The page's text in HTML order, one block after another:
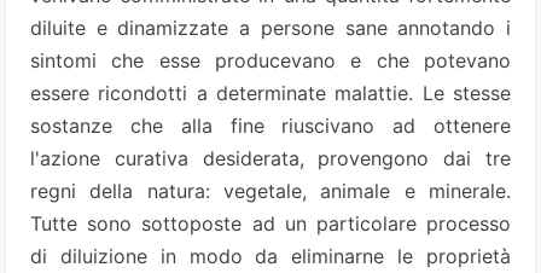
diluite e dinamizzate a persone sane annotando i
sintomi che esse producevano e che potevano
essere ricondotti a determinate malattie. Le stesse
sostanze che alla fine riuscivano ad ottenere
l'azione curativa desiderata, provengono dai tre
regni della natura: vegetale, animale e minerale.
Tutte sono sottoposte ad un particolare processo
di diluizione in modo da eliminarne le proprietà